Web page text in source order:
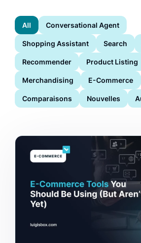
All Conversational Agent
Shopping Assistant Search
Recommender Product Listing
Merchandising E-Commerce
Comparaisons Nouvelles